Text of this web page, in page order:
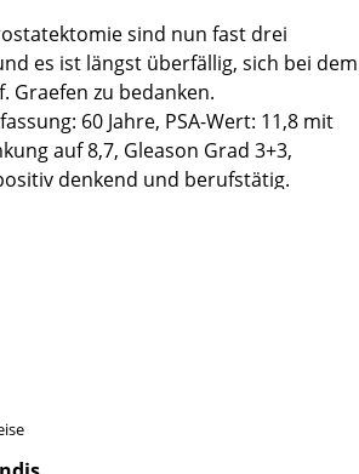
vier Wochen verläuft zur vollen
ich nochmals betonen möchte:
die weiteste Anreise
sind nun fast drei
es ist längst überfällig, sich bei dem
Graefen zu bedanken.
60 Jahre, PSA-Wert: 11,8 mit
auf 8,7, Gleason Grad 3+3,
denkend und berufstätig.
begann zunächst eine dunkle
ungute Erfahrungen in anderen
Graefen bei dem ausführlichen,
Operation standhalten konnte.